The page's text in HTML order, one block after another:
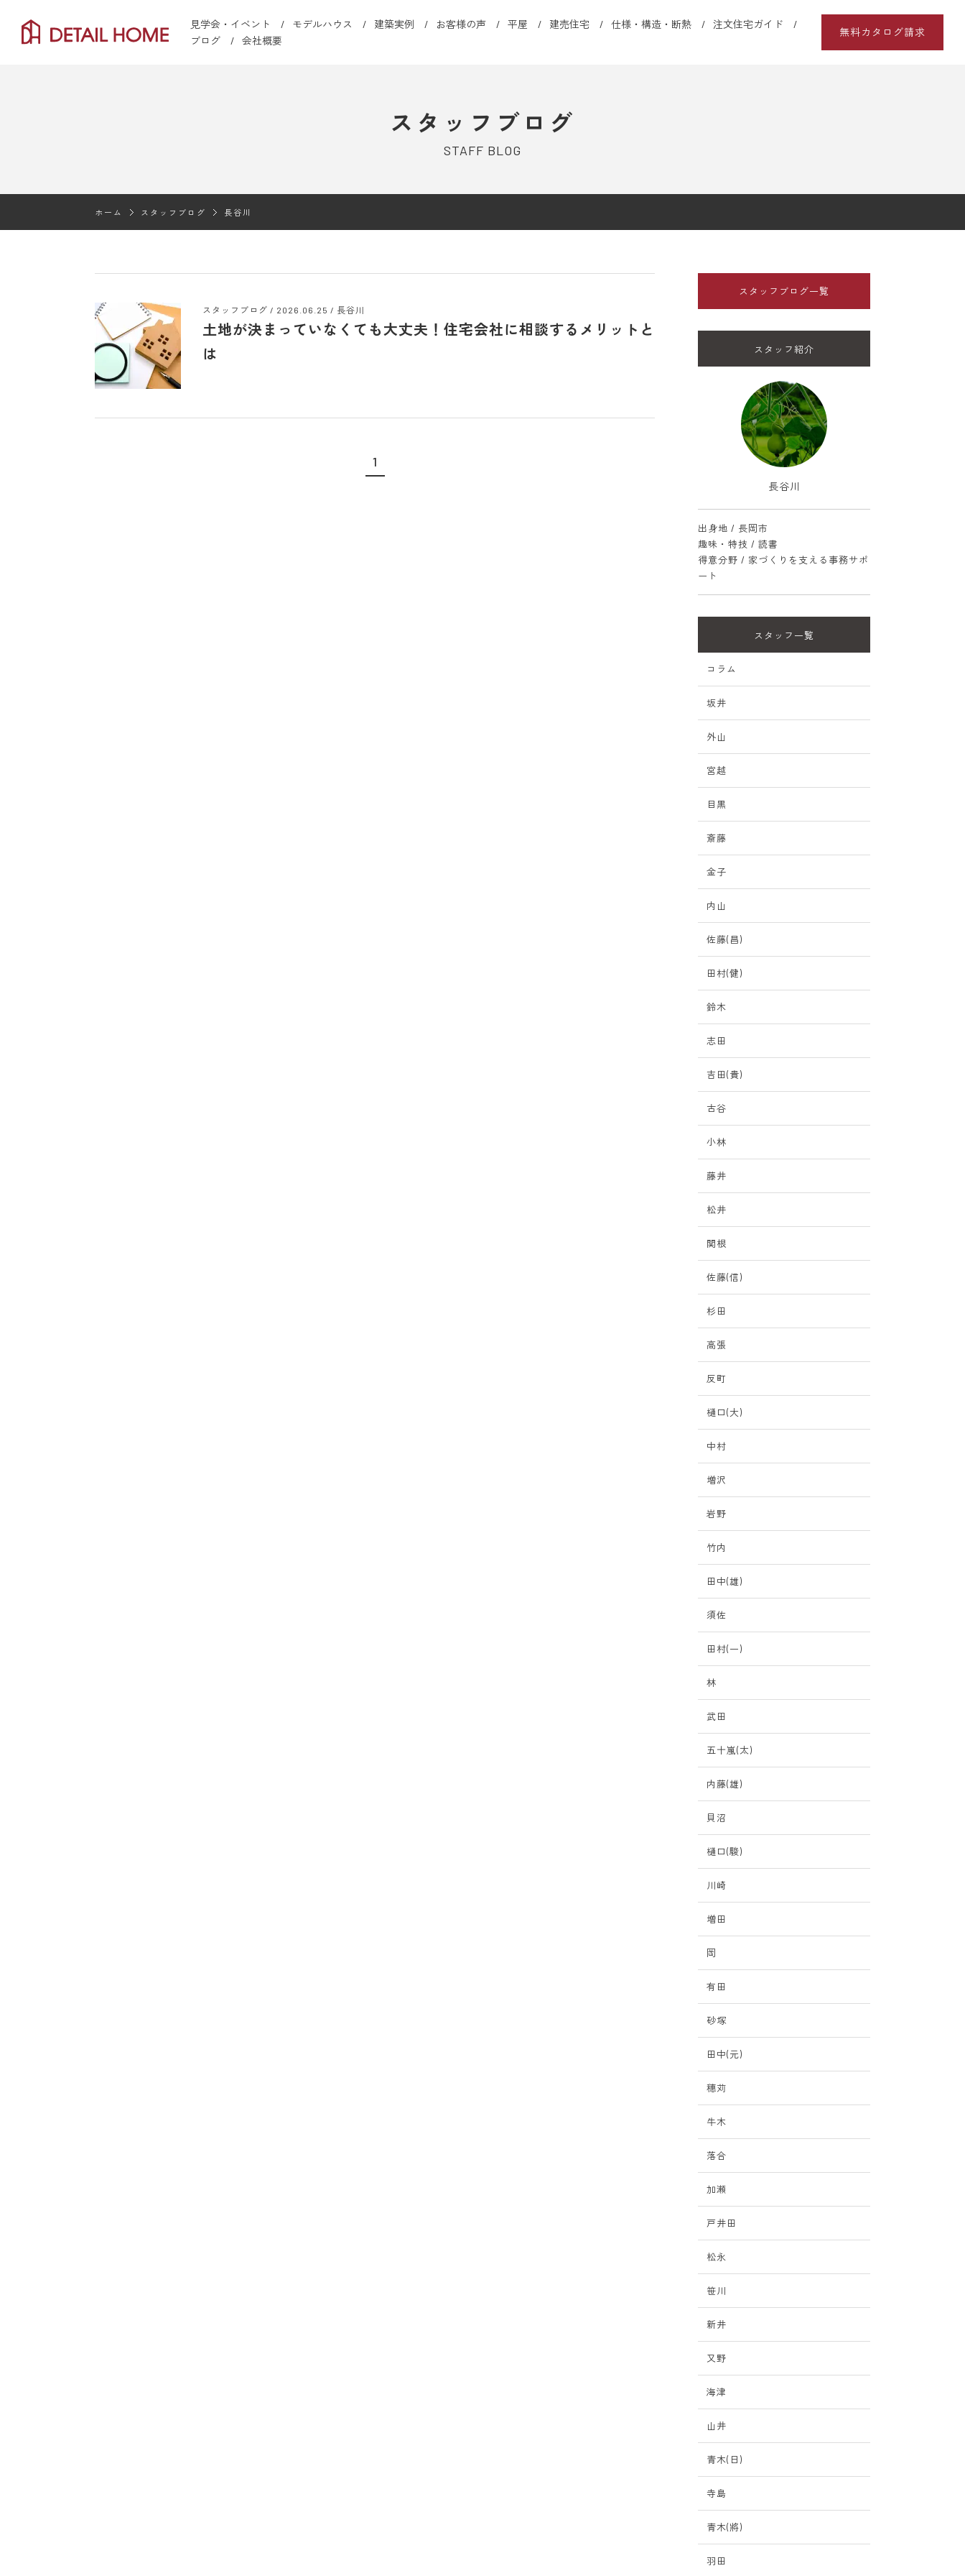
見学会・イベント モデルハウス 建築実例 お客様の声 平屋 建売住宅 仕様・構造・断熱
注文住宅ガイド
ブログ
会社概要
無料カタログ請求
スタッフブログ
STAFF BLOG
ホーム スタッフブログ 長谷川
スタッフブログ / 2026.06.25 / 長谷川
土地が決まっていなくても大丈夫！住宅会社に相談するメリットと
は
1
スタッフブログ一覧
スタッフ紹介
長谷川
出身地 / 長岡市
趣味・特技 / 読書
得意分野 / 家づくりを支える事務サポ
ート
スタッフ一覧
コラム
坂井
外山
宮越
目黒
斎藤
金子
内山
佐藤(昌)
田村(健)
鈴木
志田
吉田(貴)
古谷
小林
藤井
松井
関根
佐藤(信)
杉田
高張
反町
樋口(大)
中村
増沢
岩野
竹内
田中(雄)
須佐
田村(一)
林
武田
五十嵐(太)
内藤(雄)
貝沼
樋口(駿)
川崎
増田
岡
有田
砂塚
田中(元)
穗苅
牛木
落合
加瀬
戸井田
松永
笹川
新井
又野
海津
山井
青木(日)
寺島
青木(將)
羽田